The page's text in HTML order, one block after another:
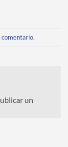
comentario.
un